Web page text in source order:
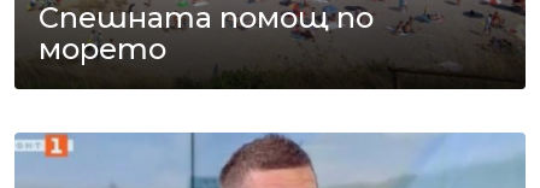
Спешната помощ по
морето